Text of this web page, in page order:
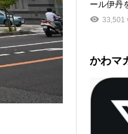
ール伊丹
33,501
かわマ